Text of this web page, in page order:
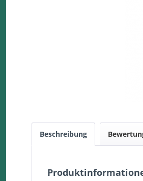
Beschreibung